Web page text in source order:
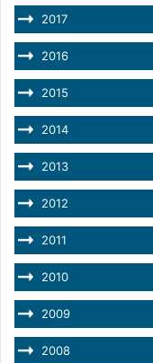
2017
2016
2015
2014
2013
2012
2011
2010
2009
2008